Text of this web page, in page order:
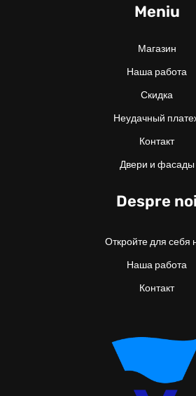
Meniu
Магазин
Наша работа
Скидка
Неудачный
Контакт
Двери и фасады
Despre noi
Откройте для себя
Наша работа
Контакт